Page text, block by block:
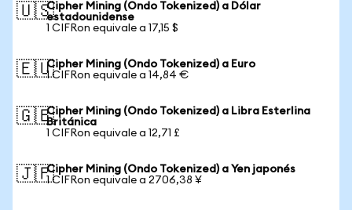
🇺🇸Cipher Mining (Ondo Tokenized) a Dólar
estadounidense
1 CIFRon equivale a 17,15 $
🇪🇺Cipher Mining (Ondo Tokenized) a Euro
1 CIFRon equivale a 14,84 €
🇬🇧Cipher Mining (Ondo Tokenized) a Libra Esterlina
Británica
1 CIFRon equivale a 12,71 £
🇯🇵Cipher Mining (Ondo Tokenized) a Yen japonés
1 CIFRon equivale a 2706,38 ¥